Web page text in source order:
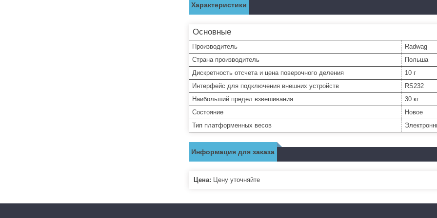
Характеристики
Основные
Производитель
Radwag
Страна производитель
Польша
Дискретность отсчета и цена поверочного деления
10 г
Интерфейс для подключения внешних устройств
RS232
Наибольший предел взвешивания
30 кг
Состояние
Новое
Тип платформенных весов
Информация для заказа
Цена: Цену уточняйте